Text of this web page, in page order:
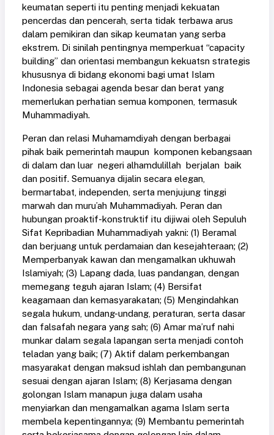
keumatan seperti itu penting menjadi kekuatan
pencerdas dan pencerah, serta tidak terbawa arus
dalam pemikiran dan sikap keumatan yang serba
ekstrem. Di sinilah pentingnya memperkuat “capacity
building” dan orientasi membangun kekuatsn strategis
khususnya di bidang ekonomi bagi umat Islam
Indonesia sebagai agenda besar dan berat yang
memerlukan perhatian semua komponen, termasuk
Muhammadiyah.
Peran dan relasi Muhamamdiyah dengan berbagai
pihak baik pemerintah maupun komponen kebangsaan
di dalam dan luar negeri alhamdulillah berjalan baik
dan positif. Semuanya dijalin secara elegan,
bermartabat, independen, serta menjujung tinggi
marwah dan muru’ah Muhammadiyah. Peran dan
hubungan proaktif-konstruktif itu dijiwai oleh Sepuluh
Sifat Kepribadian Muhammadiyah yakni: (1) Beramal
dan berjuang untuk perdamaian dan kesejahteraan; (2)
Memperbanyak kawan dan mengamalkan ukhuwah
Islamiyah; (3) Lapang dada, luas pandangan, dengan
memegang teguh ajaran Islam; (4) Bersifat
keagamaan dan kemasyarakatan; (5) Mengindahkan
segala hukum, undang-undang, peraturan, serta dasar
dan falsafah negara yang sah; (6) Amar ma’ruf nahi
munkar dalam segala lapangan serta menjadi contoh
teladan yang baik; (7) Aktif dalam perkembangan
masyarakat dengan maksud ishlah dan pembangunan
sesuai dengan ajaran Islam; (8) Kerjasama dengan
golongan Islam manapun juga dalam usaha
menyiarkan dan mengamalkan agama Islam serta
membela kepentingannya; (9) Membantu pemerintah